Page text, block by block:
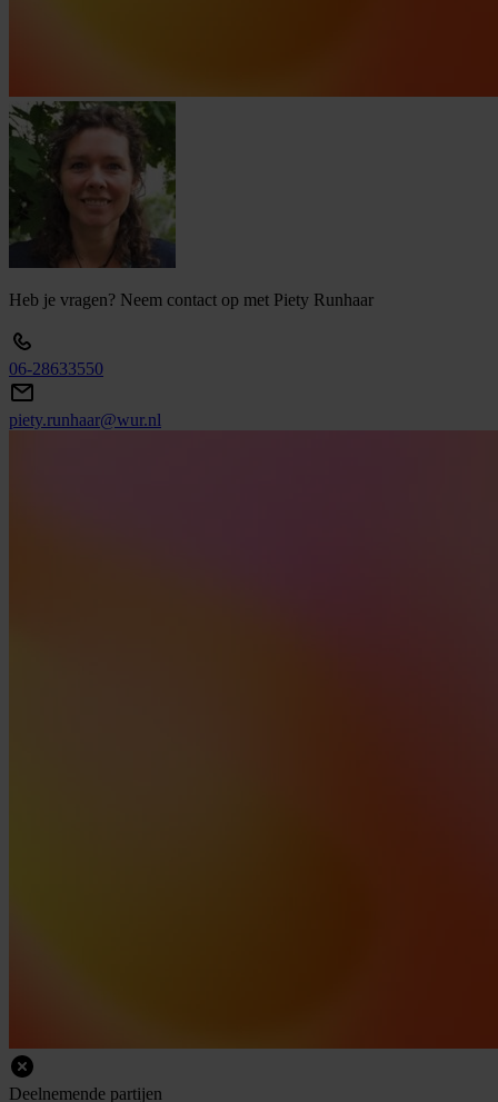
Heb je vragen? Neem contact op met Piety Runhaar
06-28633550
piety.runhaar@wur.nl
Deelnemende partijen